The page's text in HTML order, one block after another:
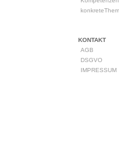
KONTAKT
AGB
DSGVO
IMPRESSUM